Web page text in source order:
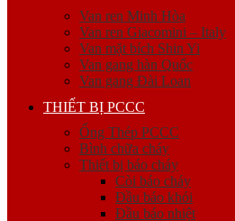
Van ren Minh Hòa
Van ren Giacomini – Italy
Van mặt bích Shin Yi
Van gang hàn Quốc
Van gang Đài Loan
THIẾT BỊ PCCC
Ống Thép PCCC
Bình chữa cháy
Thiết bị báo cháy
Còi báo cháy
Đầu báo khói
Đầu báo nhiệt